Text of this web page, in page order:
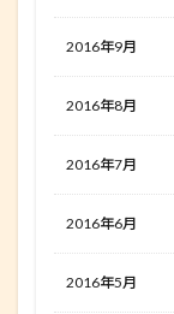
2016年9月
2016年8月
2016年7月
2016年6月
2016年5月